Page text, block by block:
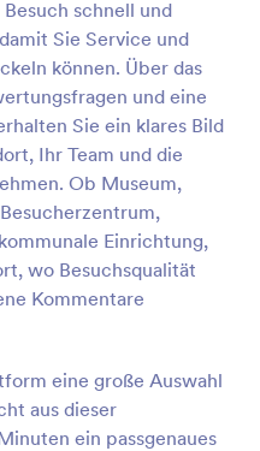
schnell und
Sie Service und
können. Über das
und eine
Sie ein klares Bild
Ihr Team und die
Ob Museum,
Einrichtung,
wo Besuchsqualität
Kommentare
eine große Auswahl
aus dieser
ein passgenaues